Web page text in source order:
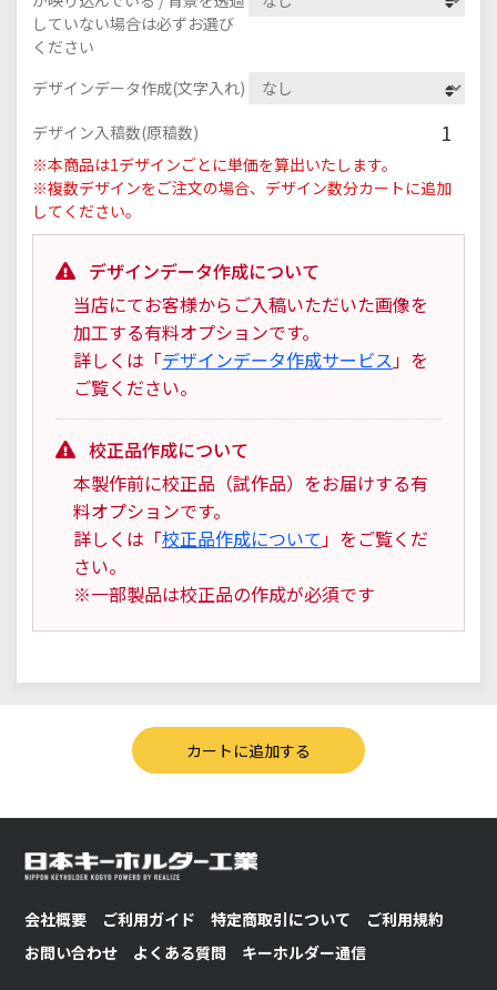
していない場合は必ずお選び
ください
デザインデータ作成(文字入れ)
デザイン入稿数(原稿数) 1
※本商品は1デザインごとに単価を算出いたします。
※複数デザインをご注文の場合、デザイン数分カートに追加
してください。
デザインデータ作成について
当店にてお客様からご入稿いただいた画像を
加工する有料オプションです。
詳しくは「デザインデータ作成サービス」を
ご覧ください。
校正品作成について
本製作前に校正品（試作品）をお届けする有
料オプションです。
詳しくは「校正品作成について」をご覧くだ
さい。
※一部製品は校正品の作成が必須です
会社概要 ご利用ガイド 特定商取引について
ご利用規約
お問い合わせ
よくある質問 キーホルダー通信